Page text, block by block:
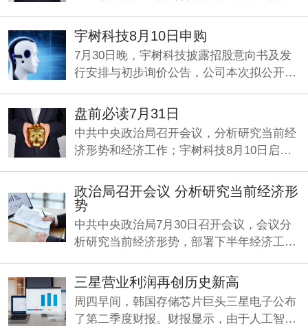
策工具的作用。
宇树科技8月10日申购
7月30日晚，宇树科技披露招股意向书及发
行安排与初步询价公告，公司本次拟公开发
10%，初步询价日为8月5日，网下申购日和
网上申购日均为8月10日，预计募资约42亿
元，对应发行估值约420亿元。
盘前必读7月31日
中共中央政治局召开会议，分析研究当前经
济形势和经济工作；宇树科技8月10日启动
代表格里尔举行视频通话。
政治局召开会议 分析研究当前经济形
势
中共中央政治局7月30日召开会议，会议分
析研究当前经济形势，部署下半年经济工
三星营业利润再创历史新高
周四早间，韩国存储芯片巨头三星电子公布
了第二季度财报。财报显示，由于人工智能